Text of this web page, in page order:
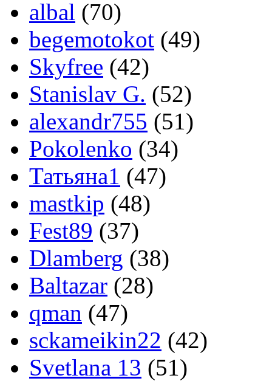
albal (70)
begemotokot (49)
Skyfree (42)
Stanislav G. (52)
alexandr755 (51)
Pokolenko (34)
Татьяна1 (47)
mastkip (48)
Fest89 (37)
Dlamberg (38)
Baltazar (28)
qman (47)
sckameikin22 (42)
Svetlana 13 (51)